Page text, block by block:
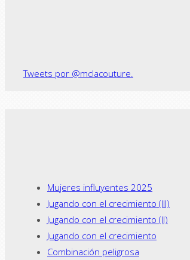
Tweets por @mclacouture.
Mujeres influyentes 2025
Jugando con el crecimiento (III)
Jugando con el crecimiento (II)
Jugando con el crecimiento
Combinación peligrosa